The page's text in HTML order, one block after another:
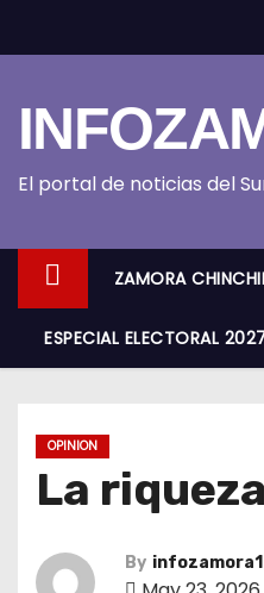
k
o
El portal de noticias del
ZAMORA
ESPECIAL ELECTORAL
OPINION
La
By infozamora1